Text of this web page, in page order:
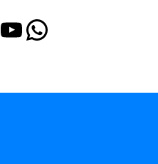
Youtube WhatsApp